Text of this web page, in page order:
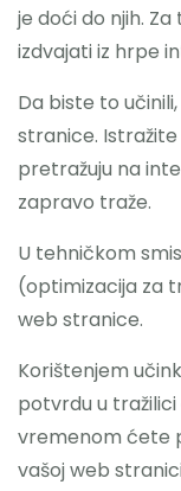
je doći do njih.
izdvajati iz hrpe
Da biste to
stranice.
pretražuju na
zapravo traže.
U tehničkom
(optimizacija za
web stranice.
Korištenjem
potvrdu u tražilici
vremenom ćete
vašoj web